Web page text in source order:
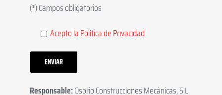
(*) Campos obligatorios
Acepto la Política de Privacidad
Responsable:Osorio Construcciones Mecánicas, S.L.